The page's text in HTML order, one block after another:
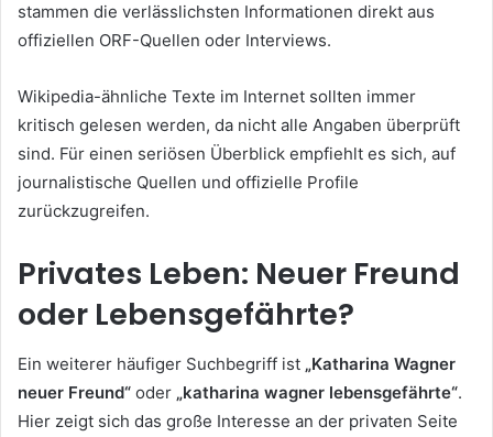
stammen die verlässlichsten Informationen direkt aus
offiziellen ORF-Quellen oder Interviews.
Wikipedia-ähnliche Texte im Internet sollten immer
kritisch gelesen werden, da nicht alle Angaben überprüft
sind. Für einen seriösen Überblick empfiehlt es sich, auf
journalistische Quellen und offizielle Profile
zurückzugreifen.
Privates Leben: Neuer Freund
oder Lebensgefährte?
Ein weiterer häufiger Suchbegriff ist „Katharina Wagner
neuer Freund“ oder „katharina wagner lebensgefährte“.
Hier zeigt sich das große Interesse an der privaten Seite